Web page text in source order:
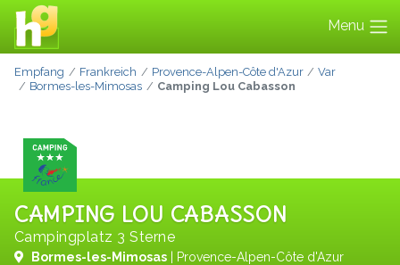
Menu
Empfang Frankreich Provence-Alpen-Côte d'Azur
Var
Bormes-les-Mimosas
Camping Lou Cabasson
CAMPING LOU CABASSON
Campingplatz 3 Sterne
Bormes-les-Mimosas | Provence-Alpen-Côte d'Azur